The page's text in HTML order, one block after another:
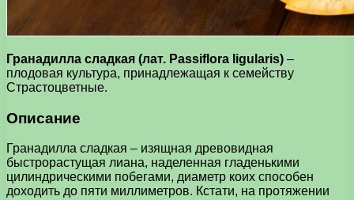
Гранадилла сладкая (лат. Passiflora ligularis) –
плодовая культура, принадлежащая к семейству
Страстоцветные.
Описание
Гранадилла сладкая – изящная древовидная
быстрорастущая лиана, наделенная гладенькими
цилиндрическими побегами, диаметр коих способен
доходить до пяти миллиметров. Кстати, на протяжении